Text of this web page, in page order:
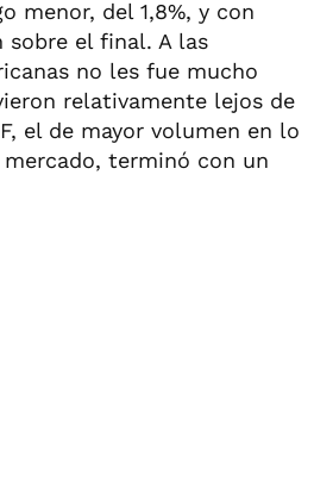
menor, del 1,8%, y con
sobre el final. A las
no les fue mucho
relativamente lejos de
el de mayor volumen en lo
terminó con un